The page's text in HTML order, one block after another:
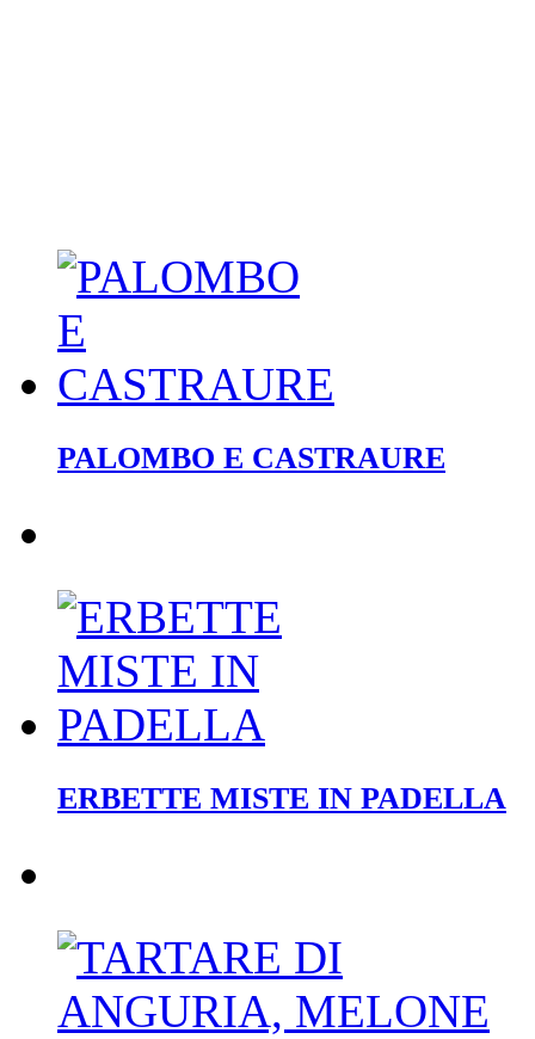
PALOMBO E CASTRAURE
ERBETTE MISTE IN PADELLA